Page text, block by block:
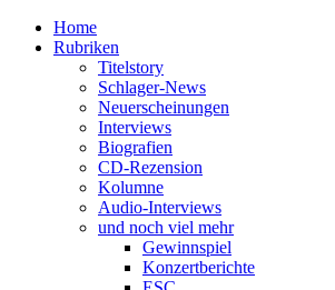
Home
Rubriken
Titelstory
Schlager-News
Neuerscheinungen
Interviews
Biografien
CD-Rezension
Kolumne
Audio-Interviews
und noch viel mehr
Gewinnspiel
Konzertberichte